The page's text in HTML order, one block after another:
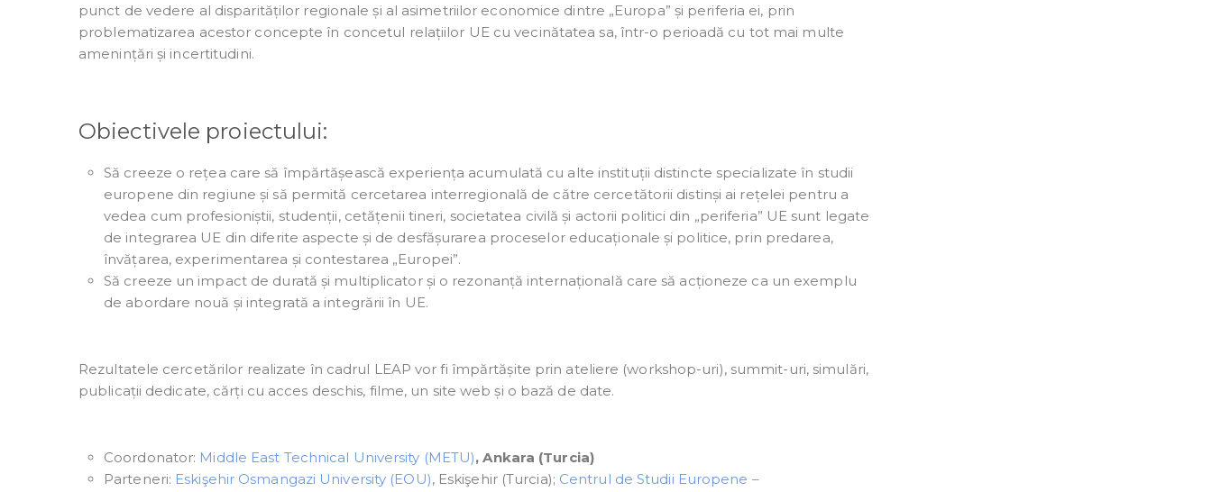
punct de vedere al disparităților regionale și al asimetriilor economice dintre „Europa” și periferia ei, prin
problematizarea acestor concepte în concetul relațiilor UE cu vecinătatea sa, într-o perioadă cu tot mai multe
amenințări și incertitudini.
Obiectivele proiectului:
Să creeze o rețea care să împărtășească experiența acumulată cu alte instituții distincte specializate în studii
europene din regiune și să permită cercetarea interregională de către cercetătorii distinși ai rețelei pentru a
vedea cum profesioniștii, studenții, cetățenii tineri, societatea civilă și actorii politici din „periferia” UE sunt legate
de integrarea UE din diferite aspecte și de desfășurarea proceselor educaționale și politice, prin predarea,
învățarea, experimentarea și contestarea „Europei”.
Să creeze un impact de durată și multiplicator și o rezonanță internațională care să acționeze ca un exemplu
de abordare nouă și integrată a integrării în UE.
Rezultatele cercetărilor realizate în cadrul LEAP vor fi împărtășite prin ateliere (workshop-uri), summit-uri, simulări,
publicații dedicate, cărți cu acces deschis, filme, un site web și o bază de date.
Coordonator: Middle East Technical University (METU), Ankara (Turcia)
Parteneri: Eskişehir Osmangazi University (EOU), Eskişehir (Turcia); Centrul de Studii Europene –